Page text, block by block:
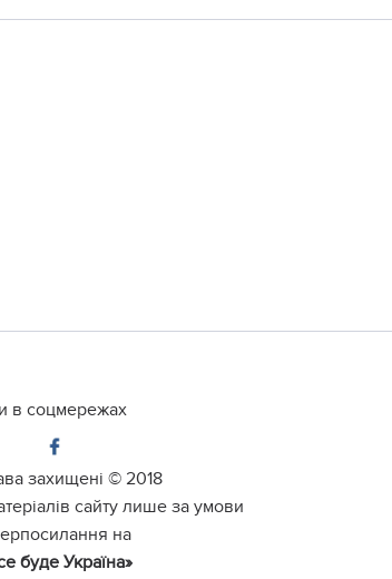
в соцмережах
захищені © 2018
сайту лише за умови
на
буде Україна»